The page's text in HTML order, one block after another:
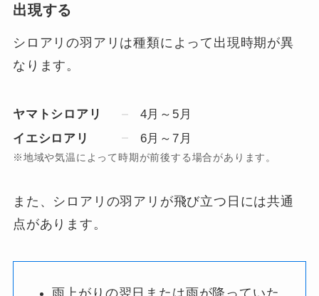
出現する
シロアリの羽アリは種類によって出現時期が異
なります。
ヤマトシロアリ
4月～5月
イエシロアリ
6月～7月
※地域や気温によって時期が前後する場合があります。
また、シロアリの羽アリが飛び立つ日には共通
点があります。
雨上がりの翌日または雨が降っていた